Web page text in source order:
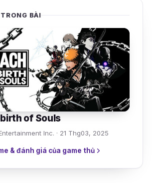
BÀI
of Souls
Inc. · 21 Thg03, 2025
& đánh giá của game thủ